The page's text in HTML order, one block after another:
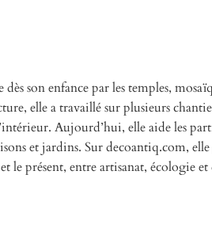
son enfance par les temples,
elle a travaillé sur plusieurs
Aujourd’hui, elle aide les
et jardins. Sur decoantiq.com,
le présent, entre artisanat, écologie